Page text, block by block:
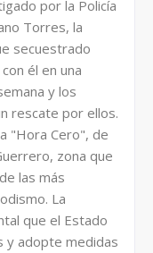
por la Policía
Torres, la
secuestrado
él en una
y los
rescate por ellos.
"Hora Cero", de
zona que
las más
La
que el Estado
y adopte medidas